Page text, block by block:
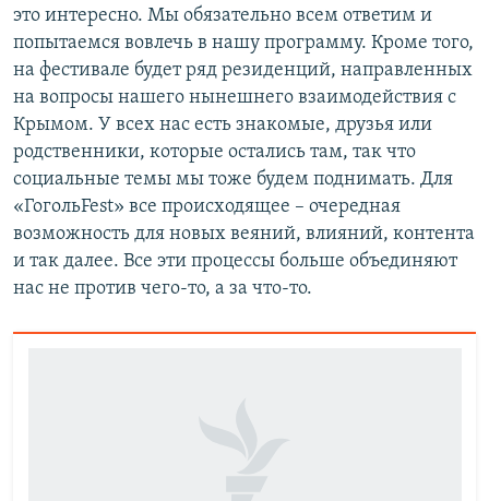
это интересно. Мы обязательно всем ответим и
попытаемся вовлечь в нашу программу. Кроме того,
на фестивале будет ряд резиденций, направленных
на вопросы нашего нынешнего взаимодействия с
Крымом. У всех нас есть знакомые, друзья или
родственники, которые остались там, так что
социальные темы мы тоже будем поднимать. Для
«ГогольFest» все происходящее – очередная
возможность для новых веяний, влияний, контента
и так далее. Все эти процессы больше объединяют
нас не против чего-то, а за что-то.